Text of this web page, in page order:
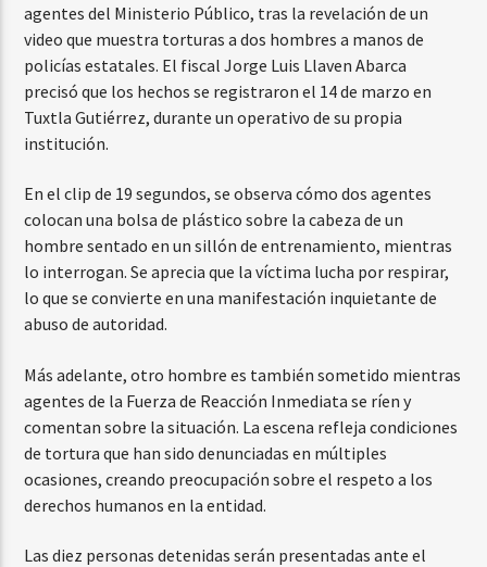
agentes del Ministerio Público, tras la revelación de un
video que muestra torturas a dos hombres a manos de
policías estatales. El fiscal Jorge Luis Llaven Abarca
precisó que los hechos se registraron el 14 de marzo en
Tuxtla Gutiérrez, durante un operativo de su propia
institución.
En el clip de 19 segundos, se observa cómo dos agentes
colocan una bolsa de plástico sobre la cabeza de un
hombre sentado en un sillón de entrenamiento, mientras
lo interrogan. Se aprecia que la víctima lucha por respirar,
lo que se convierte en una manifestación inquietante de
abuso de autoridad.
Más adelante, otro hombre es también sometido mientras
agentes de la Fuerza de Reacción Inmediata se ríen y
comentan sobre la situación. La escena refleja condiciones
de tortura que han sido denunciadas en múltiples
ocasiones, creando preocupación sobre el respeto a los
derechos humanos en la entidad.
Las diez personas detenidas serán presentadas ante el